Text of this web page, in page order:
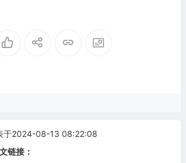
于2024-08-13 08:22:08
链接：